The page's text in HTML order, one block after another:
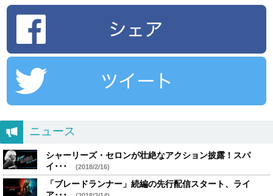
ニュース
シャーリーズ・セロンが壮絶なアクション披露！スパ
イ･･･
(2018/2/16)
「ブレードランナー」続編の先行配信スタート、ライ